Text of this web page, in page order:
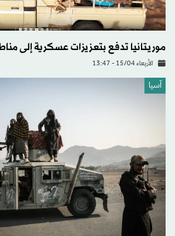
موريتانيا تدفع بتعزيزات عسكرية إلى
الأربعاء 15/04 - 13:47
آسيا